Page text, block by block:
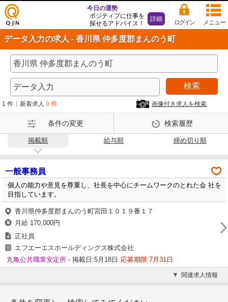
仕事
探し
の求
人サ
イト
Q-Ji
メニュー
ログイン
今日の運勢
ポジティブに仕事を
探せるアドバイス！
詳細
データ入力の求人 - 香川県 仲多度郡まんのう町
検索
1 件 新着求人 0 件 画像付き求人を検索
条件の変更 検索履歴
掲載順 給与順 締め切り順
一般事務員
個人の能力や意見を尊重し、社長を中心にチームワークのとれた会 社を
目指しています。
香川県仲多度郡まんのう町宮田１０１９番１７
月給 170,000円
正社員
エフエーエスホールディングス株式会社
丸亀公共職業安定所 - 掲載日:5月18日 応募期限:7月31日
関連求人情報